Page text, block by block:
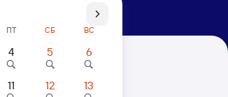
ПТ СБ ВС
4 5 6
11 12 13